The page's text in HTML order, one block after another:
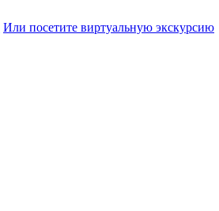
Или посетите виртуальную экскурсию